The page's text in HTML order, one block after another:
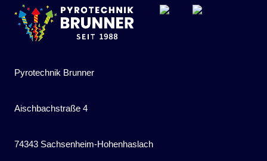
Pyrotechnik Brunner
Aischbachstraße 4
74343 Sachsenheim-Hohenhaslach